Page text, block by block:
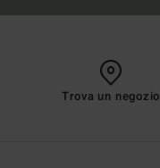
Trova un negozio